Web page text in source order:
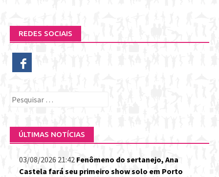
REDES SOCIAIS
Pesquisar
ÚLTIMAS NOTÍCIAS
03/08/2026 21:42 Fenômeno do sertanejo, Ana
Castela fará seu primeiro show solo em Porto